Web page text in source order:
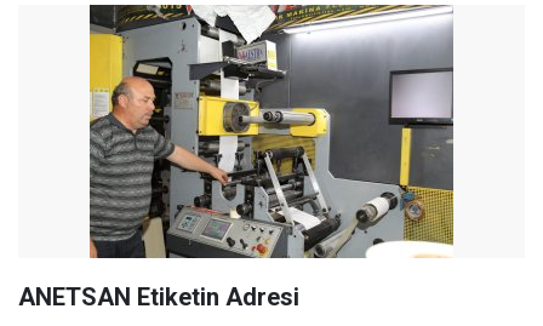
ANETSAN Etiketin Adresi